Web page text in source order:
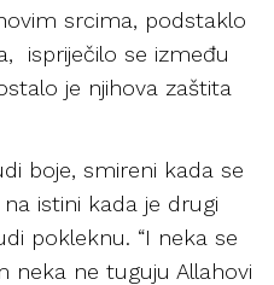
srcima, podstaklo
ispriječilo se između
je njihova zaštita
boje, smireni kada se
istini kada je drugi
pokleknu. “I neka se
neka ne tuguju Allahovi